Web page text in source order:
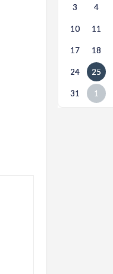
3 4
10 11
17 18
24 25
31 1